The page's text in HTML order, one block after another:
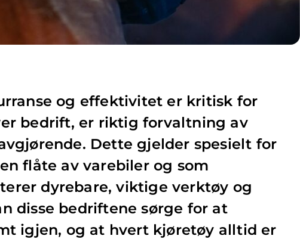
og effektivitet er kritisk for
bedrift, er riktig forvaltning av
Dette gjelder spesielt for
flåte av varebiler og som
dyrebare, viktige verktøy og
disse bedriftene sørge for at
igjen, og at hvert kjøretøy alltid er